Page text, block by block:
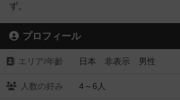
ず。
プロフィール
エリア/年齡 日本 非表示 男性
人数の好み 4～6人